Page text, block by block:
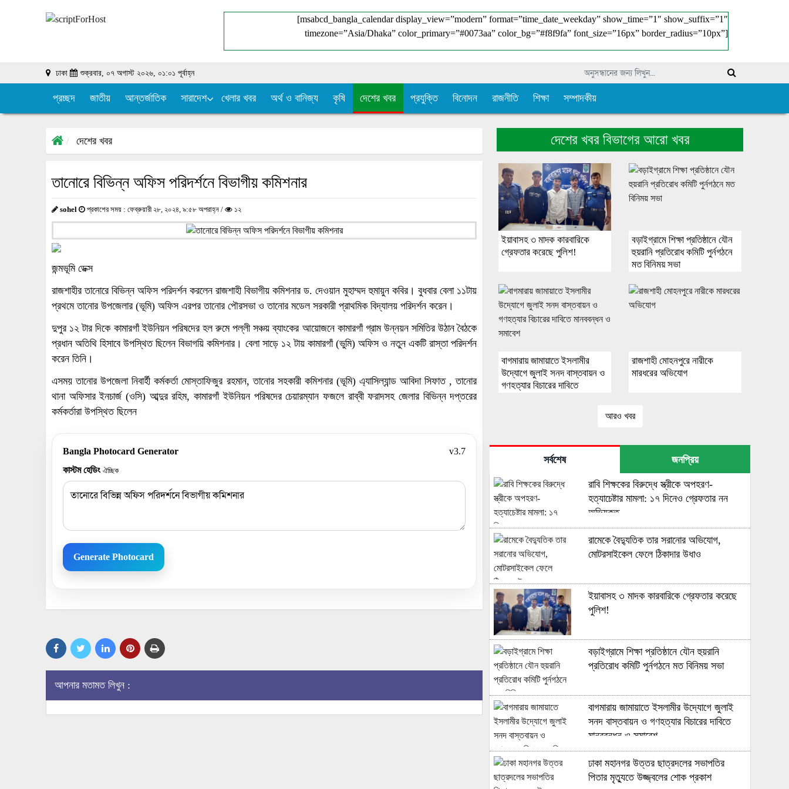
[msabcd_bangla_calendar display_view=”modern” format=”time_date_weekday” show_time=”1″ show_suffix=”1″
timezone=”Asia/Dhaka” color_primary=”#0073aa” color_bg=”#f8f9fa” font_size=”16px” border_radius=”10px”]
ঢাকা শুক্রবার, ০৭ অগাস্ট ২০২৬, ০১:০১ পূর্বাহ্ন
প্রচ্ছদ জাতীয় আন্তর্জাতিক সারাদেশ খেলার খবর অর্থ ও বানিজ্য কৃষি দেশের খবর প্রযুক্তি বিনোদন রাজনীতি শিক্ষা সম্পাদকীয়
দেশের খবর
তানোরে বিভিন্ন অফিস পরিদর্শনে বিভাগীয় কমিশনার
sohel প্রকাশের সময় : ফেব্রুয়ারী ২৮, ২০২৪, ৯:৫৮ অপরাহ্ন / ১২
জন্মভূমি ডেক্স
রাজশাহীর তানোরে বিভিন্ন অফিস পরিদর্শন করলেন রাজশাহী বিভাগীয় কমিশনার ড. দেওয়ান মুহাম্মদ হুমায়ুন কবির। বুধবার বেলা ১১টায়
প্রথমে তানোর উপজেলার (ভূমি) অফিস এরপর তানোর পৌরসভা ও তানোর মডেল সরকারী প্রাথমিক বিদ্যালয় পরিদর্শন করেন।
দুপুর ১২ টার দিকে কামারগাঁ ইউনিয়ন পরিষদের হল রুমে পল্লী সঞ্চয় ব্যাংকের আয়োজনে কামারগাঁ গ্রাম উন্নয়ন সমিতির উঠান বৈঠকে
প্রধান অতিথি হিসাবে উপস্থিত ছিলেন বিভাগয়ি কমিশনার। বেলা সাড়ে ১২ টায় কামারগাঁ (ভুমি) অফিস ও নতুন একটি রাস্তা পরিদর্শন
করেন তিনি।
এসময় তানোর উপজেলা নিবার্হী কর্মকর্তা মোস্তাফিজুর রহমান, তানোর সহকারী কমিশনার (ভূমি) এ্যাসিল্যান্ড আবিদা সিফাত , তানোর
থানা অফিসার ইনচার্জ (ওসি) আব্দুর রহিম, কামারগাঁ ইউনিয়ন পরিষদের চেয়ারম্যান ফজলে রাব্বী ফরাদসহ জেলার বিভিন্ন দপ্তরের
কর্মকর্তারা উপস্থিত ছিলেন
Bangla Photocard Generator
v3.7
কাস্টম হেডিং ঐচ্ছিক
Generate Photocard
আপনার মতামত লিখুন :
দেশের খবর বিভাগের আরো খবর
ইয়াবাসহ ৩ মাদক কারবারিকে
গ্রেফতার করেছে পুলিশ!
বড়াইগ্রামে শিক্ষা প্রতিষ্ঠানে যৌন
হুয়রানি প্রতিরোধ কমিটি পুর্নগঠনে
মত বিনিময় সভা
বাগমারায় জামায়াতে ইসলামীর
উদ্যোগে জুলাই সনদ বাস্তবায়ন ও
গণহত্যার বিচারের দাবিতে
রাজশাহী মোহনপুরে নারীকে
মারধরের অভিযোগ
আরও খবর
সর্বশেষ জনপ্রিয়
রাবি শিক্ষকের বিরুদ্ধে স্ত্রীকে অপহরণ-
হত্যাচেষ্টার মামলা: ১৭ দিনেও গ্রেফতার নন
অভিযুক্ত
রামেকে বৈদ্যুতিক তার সরানোর অভিযোগ,
মোটরসাইকেল ফেলে ঠিকাদার উধাও
ইয়াবাসহ ৩ মাদক কারবারিকে গ্রেফতার করেছে
পুলিশ!
বড়াইগ্রামে শিক্ষা প্রতিষ্ঠানে যৌন হুয়রানি
প্রতিরোধ কমিটি পুর্নগঠনে মত বিনিময় সভা
বাগমারায় জামায়াতে ইসলামীর উদ্যোগে জুলাই
সনদ বাস্তবায়ন ও গণহত্যার বিচারের দাবিতে
মানববন্ধন ও সমাবেশ
ঢাকা মহানগর উত্তর ছাত্রদলের সভাপতির
পিতার মৃত্যুতে উজ্জ্বলের শোক প্রকাশ